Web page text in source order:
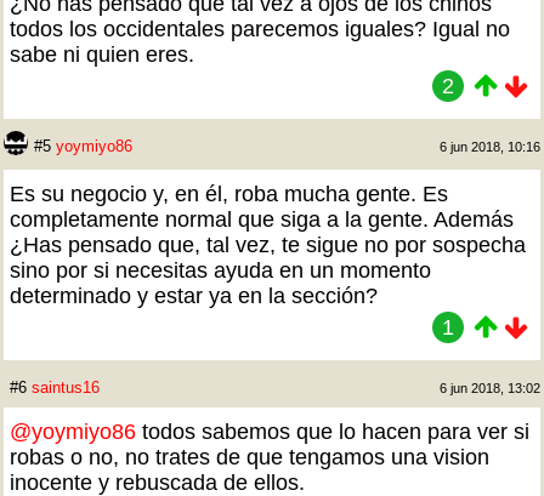
todos los occidentales parecemos iguales? Igual no
sabe ni quien eres.
2
#5 yoymiyo86 6 jun 2018, 10:16
Es su negocio y, en él, roba mucha gente. Es
completamente normal que siga a la gente. Además
¿Has pensado que, tal vez, te sigue no por sospecha
sino por si necesitas ayuda en un momento
determinado y estar ya en la sección?
1
#6 saintus16 6 jun 2018, 13:02
@yoymiyo86 todos sabemos que lo hacen para ver si
robas o no, no trates de que tengamos una vision
inocente y rebuscada de ellos.